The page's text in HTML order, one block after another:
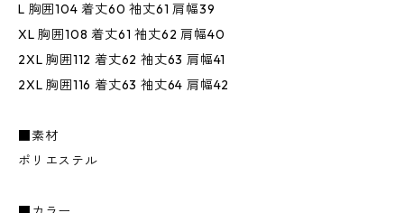
L 胸囲104 着丈60 袖丈61 肩幅39
XL 胸囲108 着丈61 袖丈62 肩幅40
2XL 胸囲112 着丈62 袖丈63 肩幅41
2XL 胸囲116 着丈63 袖丈64 肩幅42
■素材
ポリエステル